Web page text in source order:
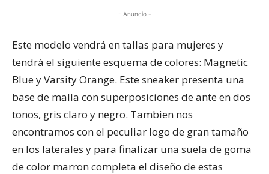
- Anuncio -
Este modelo vendrá en tallas para mujeres y
tendrá el siguiente esquema de colores: Magnetic
Blue y Varsity Orange. Este sneaker presenta una
base de malla con superposiciones de ante en dos
tonos, gris claro y negro. Tambien nos
encontramos con el peculiar logo de gran tamaño
en los laterales y para finalizar una suela de goma
de color marron completa el diseño de estas